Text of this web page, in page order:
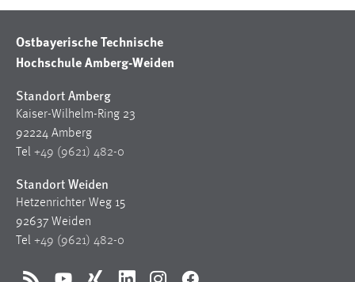
Ostbayerische Technische
Hochschule Amberg-Weiden
Standort Amberg
Kaiser-Wilhelm-Ring 23
92224 Amberg
Tel +49 (9621) 482-0
Standort Weiden
Hetzenrichter Weg 15
92637 Weiden
Tel +49 (9621) 482-0
Name:
Dieser Cookie ist notwendig um sich an der Website
einloggen zu können.
Cookie Laufzeit:
24 Stunden
STATISTIK
Statistik Cookies erfassen Informationen anonym.
Diese Informationen helfen uns zu verstehen, wie